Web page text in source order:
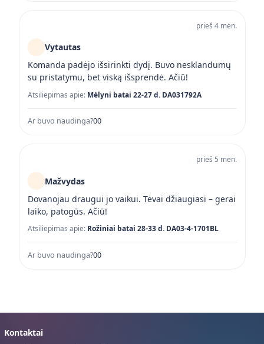
prieš 4 mėn.
Vytautas
Komanda padėjo išsirinkti dydį. Buvo nesklandumų
su pristatymu, bet viską išsprendė. Ačiū!
Atsiliepimas apie: Mėlyni batai 22-27 d. DA031792A
Ar buvo naudinga?00
prieš 5 mėn.
Mažvydas
Dovanojau draugui jo vaikui. Tėvai džiaugiasi – gerai
laiko, patogūs. Ačiū!
Atsiliepimas apie: Rožiniai batai 28-33 d. DA03-4-1701BL
Ar buvo naudinga?00
Kontaktai